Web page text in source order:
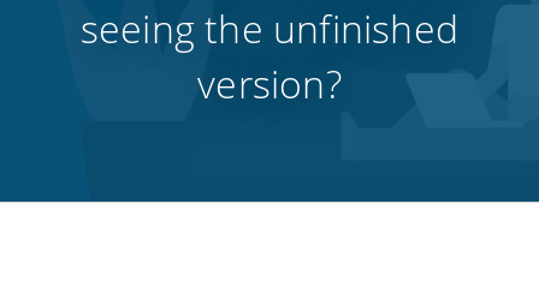
seeing the unfinished
version?